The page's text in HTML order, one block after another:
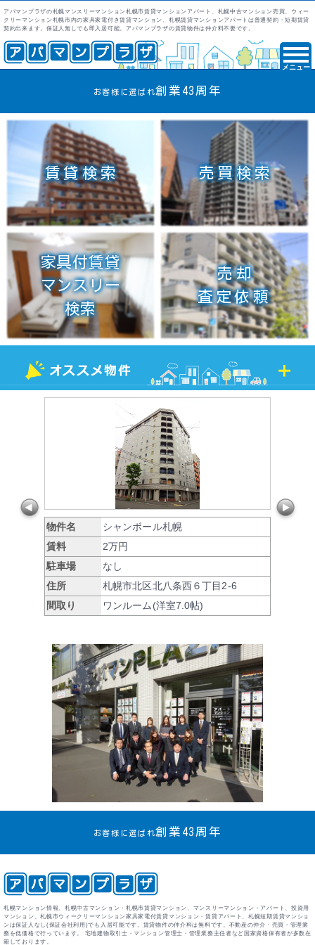
メニュー
アパマンプラザの札幌マンスリーマンション札幌市賃貸マンションアパート、札幌中古マンション売買、ウィー
クリーマンション札幌市内の家具家電付き賃貸マンション、札幌賃貸マンションアパートは普通契約・短期賃貸
契約出来ます。保証人無しでも即入居可能。アパマンプラザの賃貸物件は仲介料不要です。
お客様に選ばれ創業43周年
賃貸検索 売買検索
家具付賃貸
マンスリー
検索
売却
査定依頼
物件名
シャンボール札幌
賃料
2万円
駐車場
なし
住所
札幌市北区北八条西６丁目2-6
間取り
ワンルーム(洋室7.0帖)
お客様に選ばれ創業43周年
札幌マンション情報、札幌中古マンション・札幌市賃貸マンション、マンスリーマンション・アパート、投資用
マンション、札幌市ウィークリーマンション家具家電付賃貸マンション・賃貸アパート、札幌短期賃貸マンショ
ンは保証人なし(保証会社利用)でも入居可能です。賃貸物件の仲介料は無料です。不動産の仲介・売買・管理業
務を低価格で行っています。 宅地建物取引士・マンション管理士・管理業務主任者など国家資格保有者が多数在
籍しております。